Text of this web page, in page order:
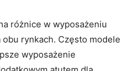
różnice w wyposażeniu
rynkach. Często modele
wyposażenie